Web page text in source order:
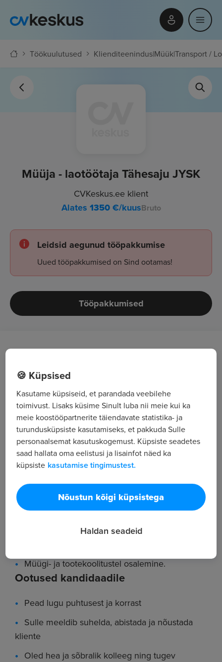
Töökuulutused Klienditeenindus|Müük|Transport /
Müüja - laotöötaja Tähesaju JYSK
CVKeskus.ee klient
Alates 1350€/kuusBruto
Leidsid aegunud tööpakkumise
Uued tööpakkumised on Sind ootamas!
Tööpakkumised
Töö kirjeldus
Sõbraliku ja abistava klienditeeninduse
osutamine
Kaupade vastuvõtmine, ladustamine,
paigaldamine
Kaupade komplekteerimine, väljastamine laost
(töö tõstukiga ja roklaga)
haldamine, arhiveerimine
Kaupade väljapanek vastavalt
müügikontseptsioonile
Müügi- ja tootekoolitustel osalemine.
Ootused kandidaadile
Pead lugu puhtusest ja korrast
Sulle meeldib suhelda, abistada ja nõustada
kliente
Oled hea ja sõbralik kolleeg ning tugev
🍪 Küpsised
Kasutame küpsiseid, et parandada veebilehe
toimivust. Lisaks küsime Sinult luba nii meie kui ka
meie koostööpartnerite täiendavate statistika- ja
turundusküpsiste kasutamiseks, et pakkuda Sulle
personaalsemat kasutuskogemust. Küpsiste seadetes
saad hallata oma eelistusi ja lisainfot näed ka
küpsiste kasutamise tingimustest.
Nõustun kõigi küpsistega
Haldan seadeid